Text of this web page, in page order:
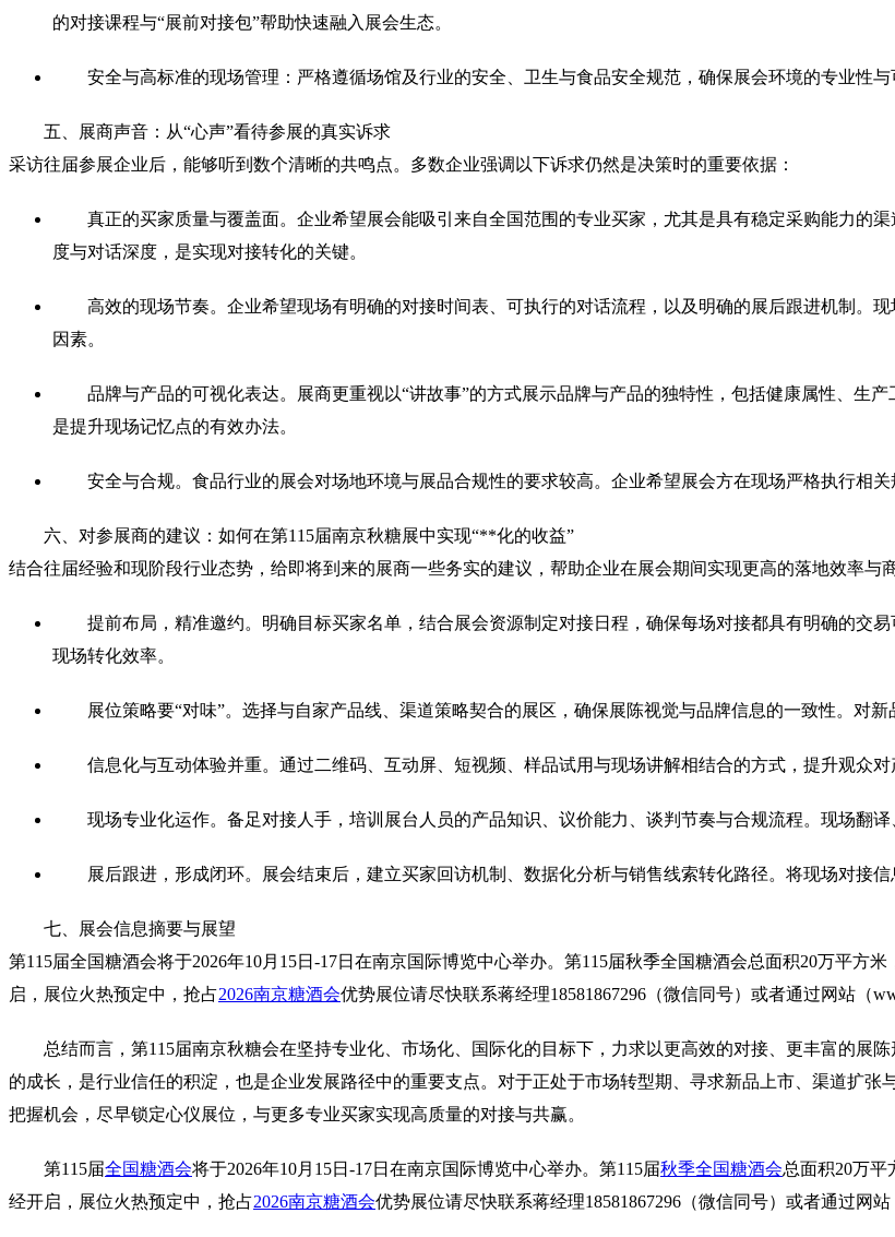
的对接课程与“展前对接包”帮助快速融入展会生态。
安全与高标准的现场管理：严格遵循场馆及行业的安全、卫生与食品安全规范，确保展会环境的专业性
五、展商声音：从“心声”看待参展的真实诉求
采访往届参展企业后，能够听到数个清晰的共鸣点。多数企业强调以下诉求仍然是决策时的重要依据：
真正的买家质量与覆盖面。企业希望展会能吸引来自全国范围的专业买家，尤其是具有稳定采购能力的
度与对话深度，是实现对接转化的关键。
高效的现场节奏。企业希望现场有明确的对接时间表、可执行的对话流程，以及明确的展后跟进机制。
因素。
品牌与产品的可视化表达。展商更重视以“讲故事”的方式展示品牌与产品的独特性，包括健康属性、生
是提升现场记忆点的有效办法。
安全与合规。食品行业的展会对场地环境与展品合规性的要求较高。企业希望展会方在现场严格执行相
六、对参展商的建议：如何在第115届南京秋糖展中实现“**化的收益”
结合往届经验和现阶段行业态势，给即将到来的展商一些务实的建议，帮助企业在展会期间实现更高的落地效率与
提前布局，精准邀约。明确目标买家名单，结合展会资源制定对接日程，确保每场对接都具有明确的交
现场转化效率。
展位策略要“对味”。选择与自家产品线、渠道策略契合的展区，确保展陈视觉与品牌信息的一致性。对
信息化与互动体验并重。通过二维码、互动屏、短视频、样品试用与现场讲解相结合的方式，提升观众
现场专业化运作。备足对接人手，培训展台人员的产品知识、议价能力、谈判节奏与合规流程。现场翻
展后跟进，形成闭环。展会结束后，建立买家回访机制、数据化分析与销售线索转化路径。将现场对接
七、展会信息摘要与展望
第115届全国糖酒会将于2026年10月15日-17日在南京国际博览中心举办。第115届秋季全国糖酒会总面积20万平方米
启，展位火热预定中，抢占2026南京糖酒会优势展位请尽快联系蒋经理18581867296（微信同号）或者通过网站（
总结而言，第115届南京秋糖会在坚持专业化、市场化、国际化的目标下，力求以更高效的对接、更丰富的展
的成长，是行业信任的积淀，也是企业发展路径中的重要支点。对于正处于市场转型期、寻求新品上市、渠道扩
把握机会，尽早锁定心仪展位，与更多专业买家实现高质量的对接与共赢。
第115届全国糖酒会将于2026年10月15日-17日在南京国际博览中心举办。第115届秋季全国糖酒会总面积20万平
经开启，展位火热预定中，抢占2026南京糖酒会优势展位请尽快联系蒋经理18581867296（微信同号）或者通过网站